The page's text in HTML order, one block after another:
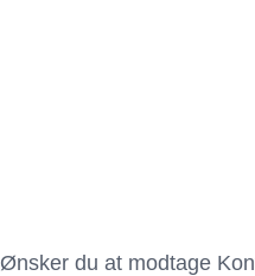
Ønsker du at modtage